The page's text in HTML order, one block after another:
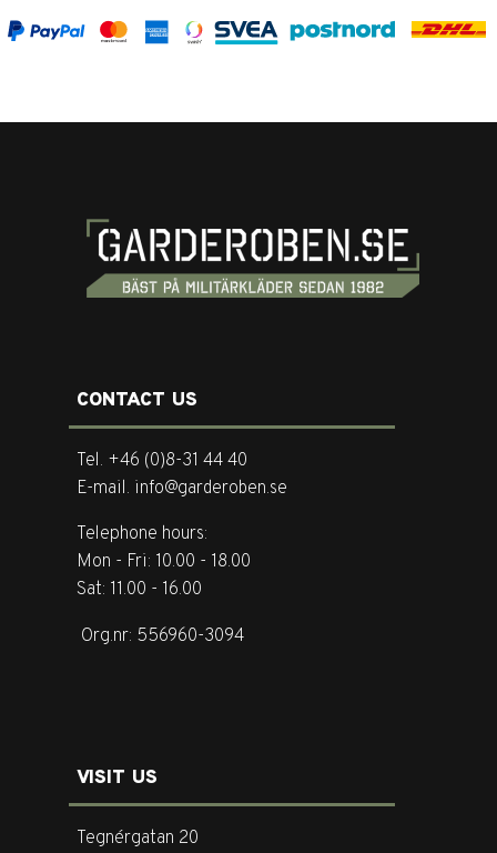
CONTACT US
Tel. +46 (0)8-31 44 40
E-mail. info@garderoben.se
Telephone hours:
Mon - Fri: 10.00 - 18.00
Sat: 11.00 - 16.00
Org.nr: 556960-3094
VISIT US
Tegnérgatan 20